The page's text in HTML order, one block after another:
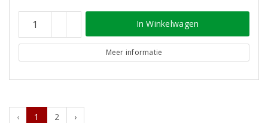
In Winkelwagen
Meer informatie
‹ 1 2 ›